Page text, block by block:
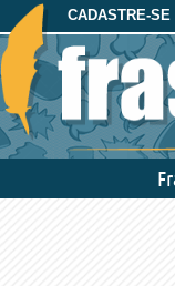
CADASTRE-SE